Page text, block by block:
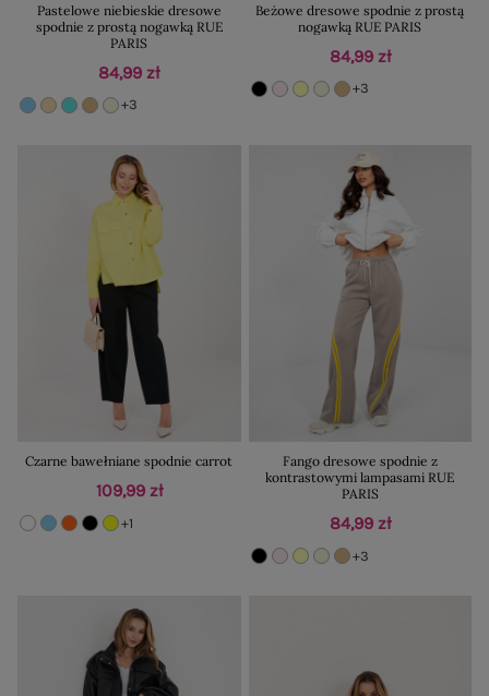
Pastelowe niebieskie dresowe
spodnie z prostą nogawką RUE
PARIS
84,99 zł
+3
Beżowe dresowe spodnie z prostą
nogawką RUE PARIS
84,99 zł
+3
Czarne bawełniane spodnie carrot
109,99 zł
+1
Fango dresowe spodnie z
kontrastowymi lampasami RUE
PARIS
84,99 zł
+3